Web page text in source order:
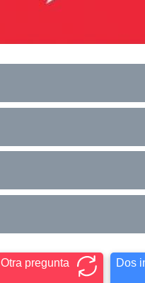
Otra pregunta Dos